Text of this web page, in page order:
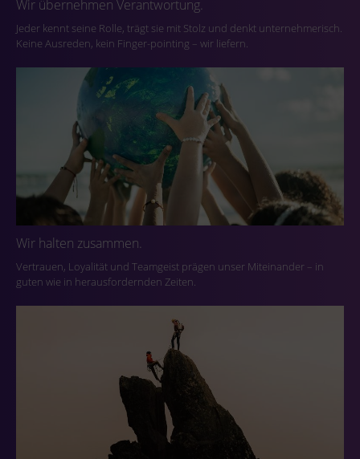
Wir übernehmen Verantwortung.
Jeder kennt seine Rolle, trägt sie mit Stolz und denkt unternehmerisch.
Keine Ausreden, kein Finger-pointing – wir liefern.
Wir halten zusammen.
Vertrauen, Loyalität und Teamgeist prägen unser Miteinander – in
guten wie in herausfordernden Zeiten.